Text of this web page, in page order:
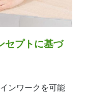
セプトに基づ
ンワークを可能